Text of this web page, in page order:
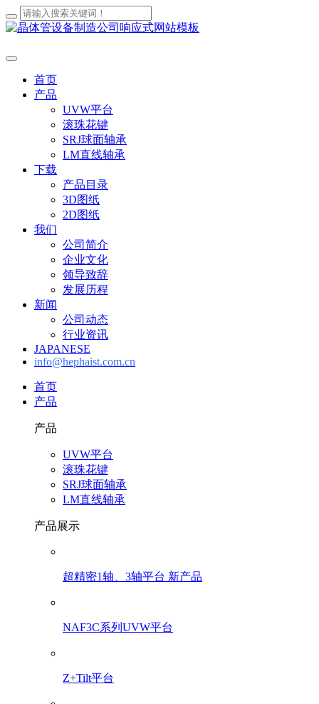
首页
产品
UVW平台
滚珠花键
SRJ球面轴承
LM直线轴承
下载
产品目录
3D图纸
2D图纸
我们
公司简介
企业文化
领导致辞
发展历程
新闻
公司动态
行业资讯
JAPANESE
info@hephaist.com.cn
首页
产品
产品
UVW平台
滚珠花键
SRJ球面轴承
LM直线轴承
产品展示
超精密1轴、3轴平台 新产品
NAF3C系列UVW平台
Z+Tilt平台